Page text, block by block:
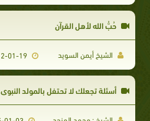
حُبُّ الله لأهلِ القرآن
الشيخ أيمن السويد
أسئلة تجعلك لا تحتفل بالمولد النبوي